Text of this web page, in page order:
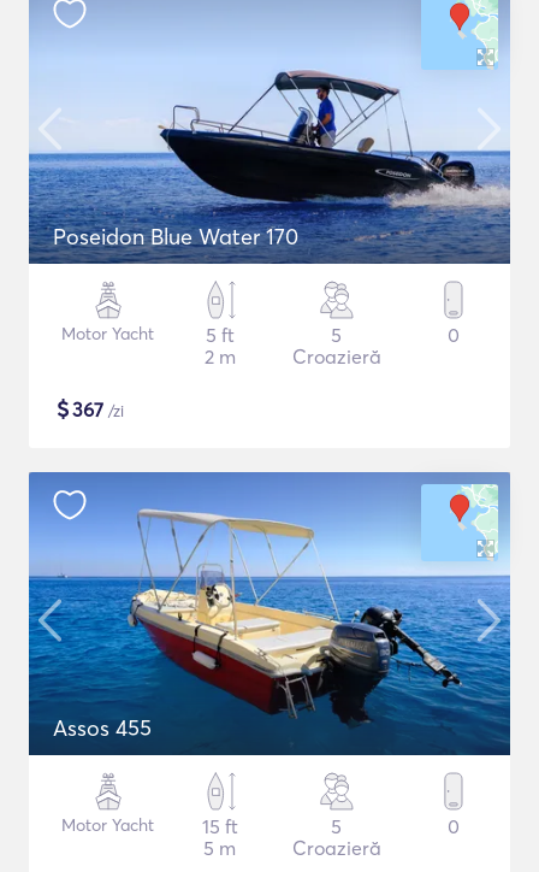
Poseidon Blue Water 170
Motor Yacht
5 ft
2 m
5
Croazieră
0
$367 /zi
Assos 455
Motor Yacht
15 ft
5 m
5
Croazieră
0